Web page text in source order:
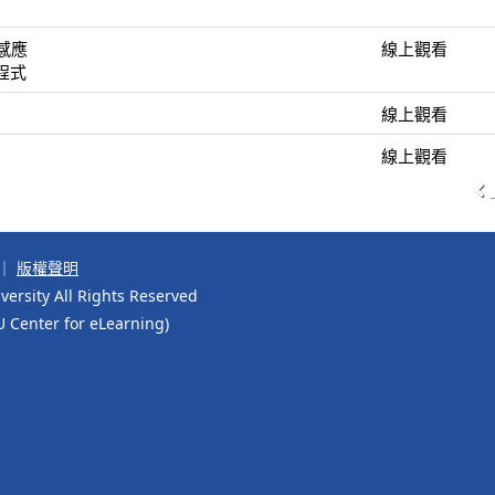
應
式
線上觀看
線上觀看
線上觀看
版權聲明
All Rights Reserved
Center for eLearning)